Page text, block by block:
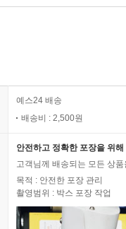
예스24 배송
배송비 : 2,500원
안전하고 정확한 포장을 위
고객님께 배송되는 모든 상
목적 : 안전한 포장 관리
촬영범위 : 박스 포장 작업